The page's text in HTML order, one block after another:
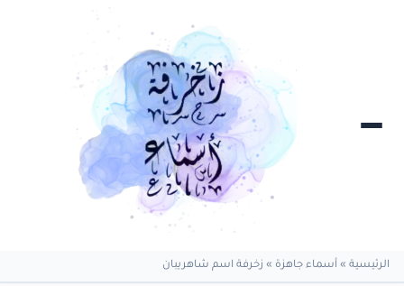
الرئيسية » أسماء جاهزة » زخرفة اسم شاهريبان